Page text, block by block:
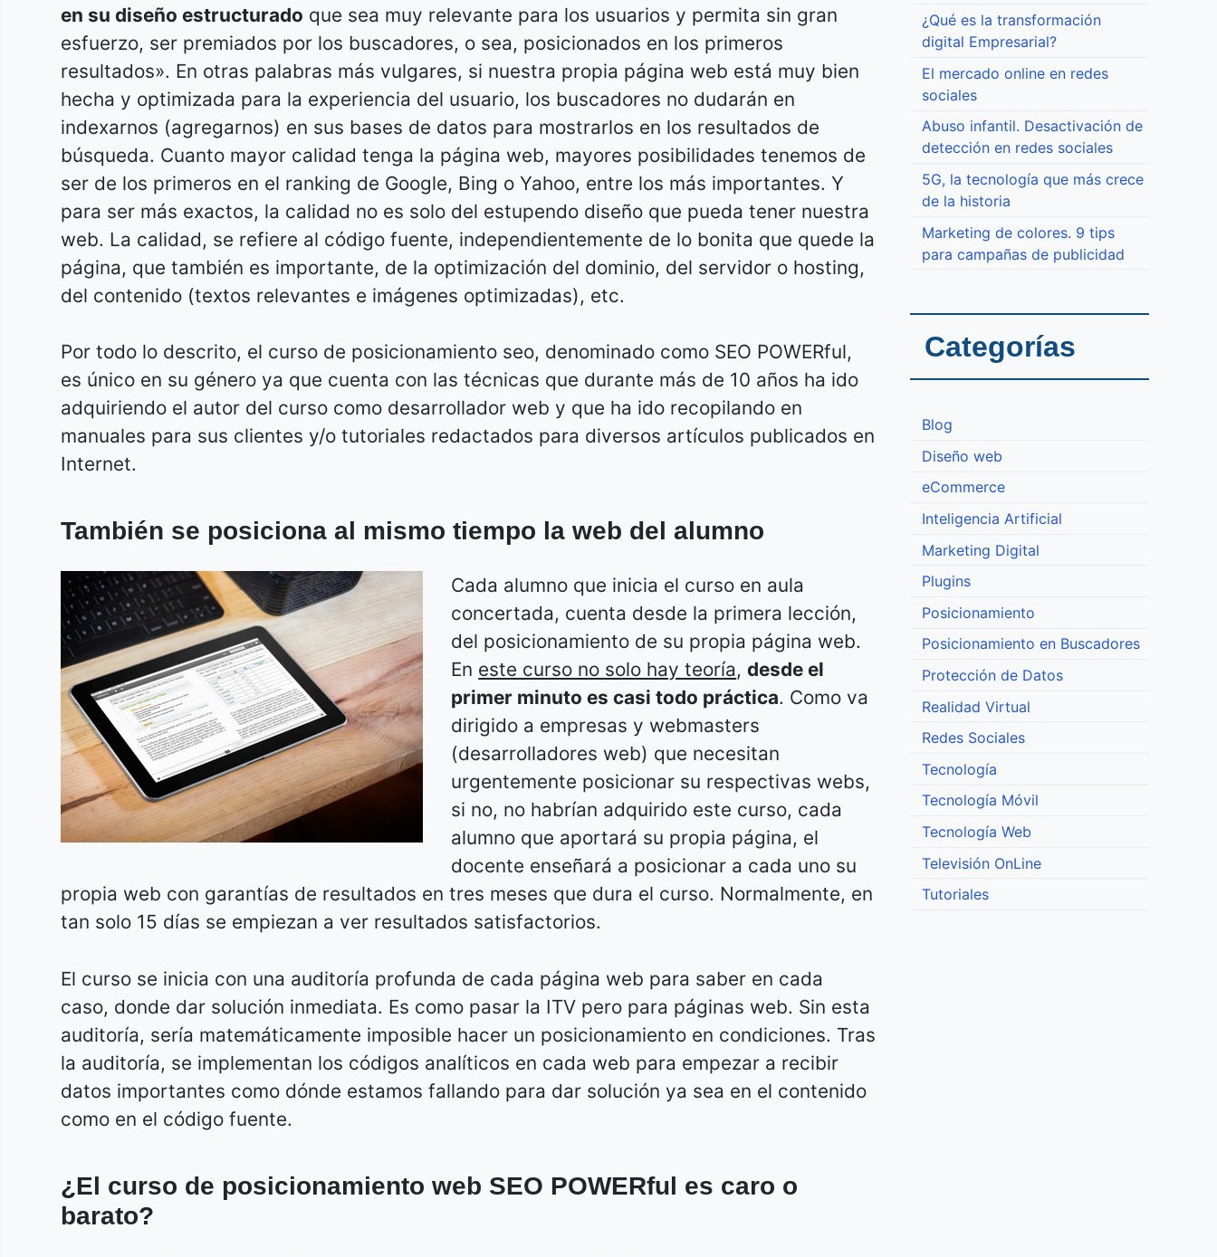
en su diseño estructurado que sea muy relevante para los usuarios y permita sin gran
esfuerzo, ser premiados por los buscadores, o sea, posicionados en los primeros
resultados». En otras palabras más vulgares, si nuestra propia página web está muy bien
hecha y optimizada para la experiencia del usuario, los buscadores no dudarán en
indexarnos (agregarnos) en sus bases de datos para mostrarlos en los resultados de
búsqueda. Cuanto mayor calidad tenga la página web, mayores posibilidades tenemos de
ser de los primeros en el ranking de Google, Bing o Yahoo, entre los más importantes. Y
para ser más exactos, la calidad no es solo del estupendo diseño que pueda tener nuestra
web. La calidad, se refiere al código fuente, independientemente de lo bonita que quede la
página, que también es importante, de la optimización del dominio, del servidor o hosting,
del contenido (textos relevantes e imágenes optimizadas), etc.
Por todo lo descrito, el curso de posicionamiento seo, denominado como SEO POWERful,
es único en su género ya que cuenta con las técnicas que durante más de 10 años ha ido
adquiriendo el autor del curso como desarrollador web y que ha ido recopilando en
manuales para sus clientes y/o tutoriales redactados para diversos artículos publicados en
Internet.
También se posiciona al mismo tiempo la web del alumno
Cada alumno que inicia el curso en aula
concertada, cuenta desde la primera lección,
del posicionamiento de su propia página web.
En este curso no solo hay teoría,desde el
primer minuto es casi todo práctica. Como va
dirigido a empresas y webmasters
(desarrolladores web) que necesitan
urgentemente posicionar su respectivas webs,
si no, no habrían adquirido este curso, cada
alumno que aportará su propia página, el
docente enseñará a posicionar a cada uno su
propia web con garantías de resultados en tres meses que dura el curso. Normalmente, en
tan solo 15 días se empiezan a ver resultados satisfactorios.
El curso se inicia con una auditoría profunda de cada página web para saber en cada
caso, donde dar solución inmediata. Es como pasar la ITV pero para páginas web. Sin esta
auditoría, sería matemáticamente imposible hacer un posicionamiento en condiciones. Tras
la auditoría, se implementan los códigos analíticos en cada web para empezar a recibir
datos importantes como dónde estamos fallando para dar solución ya sea en el contenido
como en el código fuente.
¿El curso de posicionamiento web SEO POWERful es caro o
barato?
¿Qué es la transformación
digital Empresarial?
El mercado online en redes
sociales
Abuso infantil. Desactivación de
detección en redes sociales
5G, la tecnología que más crece
de la historia
Marketing de colores. 9 tips
para campañas de publicidad
Categorías
Blog
Diseño web
eCommerce
Inteligencia Artificial
Marketing Digital
Plugins
Posicionamiento
Posicionamiento en Buscadores
Protección de Datos
Realidad Virtual
Redes Sociales
Tecnología
Tecnología Móvil
Tecnología Web
Televisión OnLine
Tutoriales